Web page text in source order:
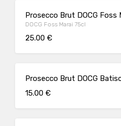
Prosecco Brut DOCG Foss
DOCG Foss Marai 75cl
25.00 €
Prosecco Brut DOCG
15.00 €